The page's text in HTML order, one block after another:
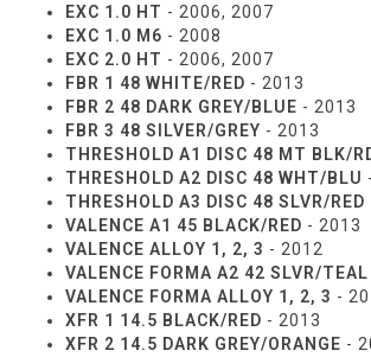
EXC 1.0 HT - 2006, 2007
EXC 1.0 M6 - 2008
EXC 2.0 HT - 2006, 2007
FBR 1 48 WHITE/RED - 2013
FBR 2 48 DARK GREY/BLUE - 2013
FBR 3 48 SILVER/GREY - 2013
THRESHOLD A1 DISC 48 MT BLK/
THRESHOLD A2 DISC 48 WHT/BLU
THRESHOLD A3 DISC 48 SLVR/RED
VALENCE A1 45 BLACK/RED - 2013
VALENCE ALLOY 1, 2, 3 - 2012
VALENCE FORMA A2 42 SLVR/TEAL
VALENCE FORMA ALLOY 1, 2, 3 -
XFR 1 14.5 BLACK/RED - 2013
XFR 2 14.5 DARK GREY/ORANGE -